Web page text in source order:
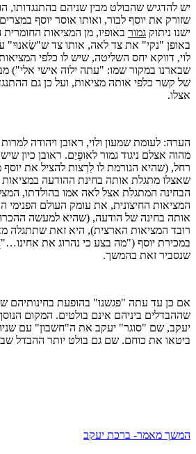
יש להדגיש שהבולט מבין שניהם בהתנגדותו,
שזורק את יוסף לבור, ואותו אוסר יוסף
ישנו ניתוק גמור באופיו, מן המציאות
באופן "נקי" את צד לאה, אותו צד ש"שַׂאנוּי"
לוי, דווקא יחס השליטה, שיש לו כלפי
שבארנו במקור שמו: "עתה ילוה אישי אלי")
של קשר כלפי אותה מציאות, ועל כן גם
אצלו.
הערה: לעומת שמעון ולוי, ראובן ויהודה
מהוה אצלם ניגוד גמור לאופְיַם. ראובן כיון
רחל, (שהיא הגורמת לו לִרְצות להציל את יוסף
שאצלו מתגלת אותה בחינת ההודעה במציאות
הבחינה המתגלת אצל לאה אמו בהולדתו,
המציאות החיצונית, את עומק העולם הפנימי
אותה בחינה של הודעה, (שהיא למעשה
רובד המציאות הארצית), היא זאת שתתגלה
במכירת יוסף ("מה בצע כי נהרוג את
שנסביר זאת בהמשך.
אם כן עד עתה "פגשנו" בהופעת בחינותיהם של
שההבדלים ביניהם אינם בולטים. המקום
יעקב, שם "סוגר" יעקב את ה"חשבון" עם
ביטאו את כוחם. שם גם בולט יותר ההבדל
המשך מאמר- ברכת יעקב